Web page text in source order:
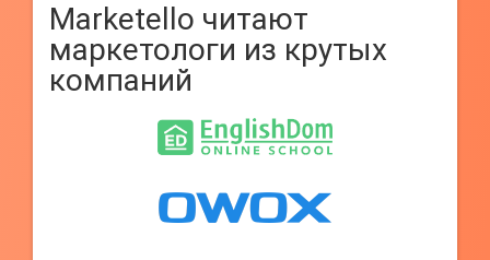
Marketello читают
маркетологи из крутых
компаний